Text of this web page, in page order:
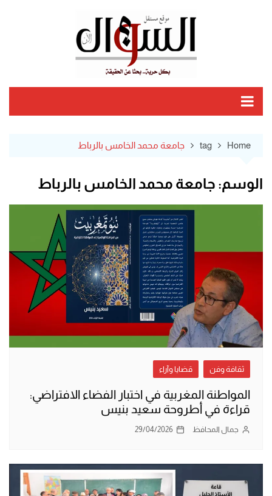
Home
tag جامعة محمد الخامس بالرباط
الوسم: جامعة محمد الخامس بالرباط
ثقافة وفن قضايا وآراء
المواطنة المغربية في اختبار الفضاء الافتراضي:
قراءة في أطروحة سعيد بنيس
جمال المحافظ 29/04/2026